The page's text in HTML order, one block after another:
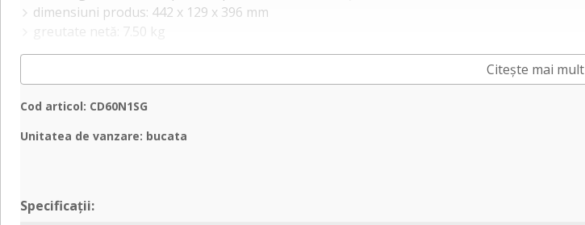
dimensiuni produs: 442 x 129 x 396 mm
greutate netă: 7.50 kg
Citește mai mult
Cod articol: CD60N1SG
Unitatea de vanzare: bucata
Specificații: